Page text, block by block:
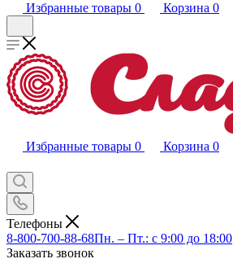
Избранные товары 0 Корзина 0
Избранные товары 0 Корзина 0
Телефоны
8-800-700-88-68Пн. – Пт.: с 9:00 до 18:00
Заказать звонок